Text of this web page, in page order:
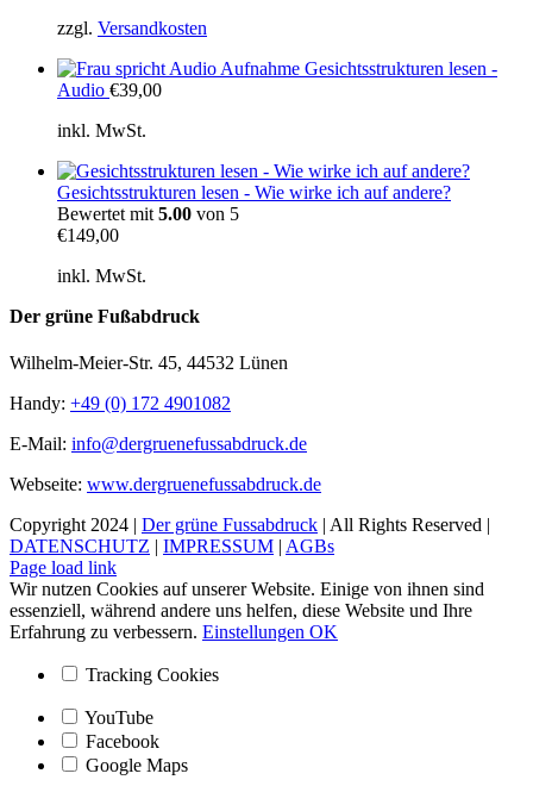
zzgl. Versandkosten
Gesichtsstrukturen lesen -
Audio €39,00
inkl. MwSt.
Gesichtsstrukturen lesen - Wie wirke ich auf andere?
Bewertet mit 5.00 von 5
€149,00
inkl. MwSt.
Der grüne Fußabdruck
Wilhelm-Meier-Str. 45, 44532 Lünen
Handy: +49 (0) 172 4901082
E-Mail: info@dergruenefussabdruck.de
Webseite: www.dergruenefussabdruck.de
Copyright 2024 | Der grüne Fussabdruck | All Rights Reserved |
DATENSCHUTZ | IMPRESSUM | AGBs
Facebook
Instagram
Page load link
Wir nutzen Cookies auf unserer Website. Einige von ihnen sind
essenziell, während andere uns helfen, diese Website und Ihre
Erfahrung zu verbessern. Einstellungen OK
Tracking Cookies
YouTube
Facebook
Google Maps